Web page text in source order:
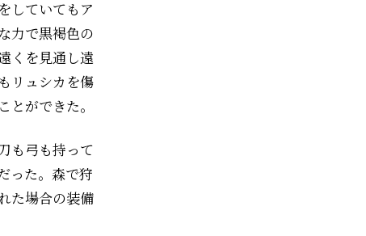
していてもア
力で黒褐色の
くを見通し遠
リュシカを傷
ができた。
も弓も持って
った。森で狩
た場合の装備